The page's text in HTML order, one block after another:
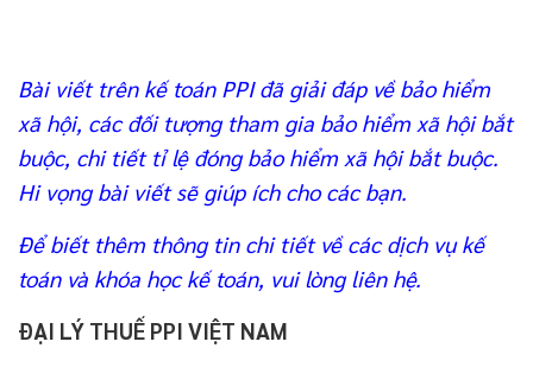
Bài viết trên kế toán PPI đã giải đáp về bảo hiểm
xã hội, các đối tượng tham gia bảo hiểm xã hội bắt
buộc, chi tiết tỉ lệ đóng bảo hiểm xã hội bắt buộc.
Hi vọng bài viết sẽ giúp ích cho các bạn.
Để biết thêm thông tin chi tiết về các dịch vụ kế
toán và khóa học kế toán, vui lòng liên hệ.
ĐẠI LÝ THUẾ PPI VIỆT NAM